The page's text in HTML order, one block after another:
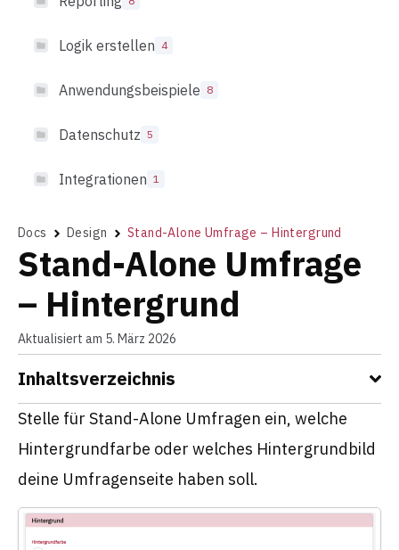
Logik erstellen 4
Anwendungsbeispiele 8
Datenschutz 5
Integrationen 1
Docs Design Stand-Alone Umfrage – Hintergrund
Stand-Alone Umfrage
– Hintergrund
Aktualisiert am 5. März 2026
Inhaltsverzeichnis
Stelle für Stand-Alone Umfragen ein, welche
Hintergrundfarbe oder welches Hintergrundbild
deine Umfragenseite haben soll.